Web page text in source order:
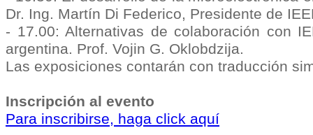
Dr. Ing. Martín Di Federico, Presidente de
- 17.00: Alternativas de colaboración con
argentina. Prof. Vojin G. Oklobdzija.
Las exposiciones contarán con traducción
Inscripción al evento
Para inscribirse, haga click aquí